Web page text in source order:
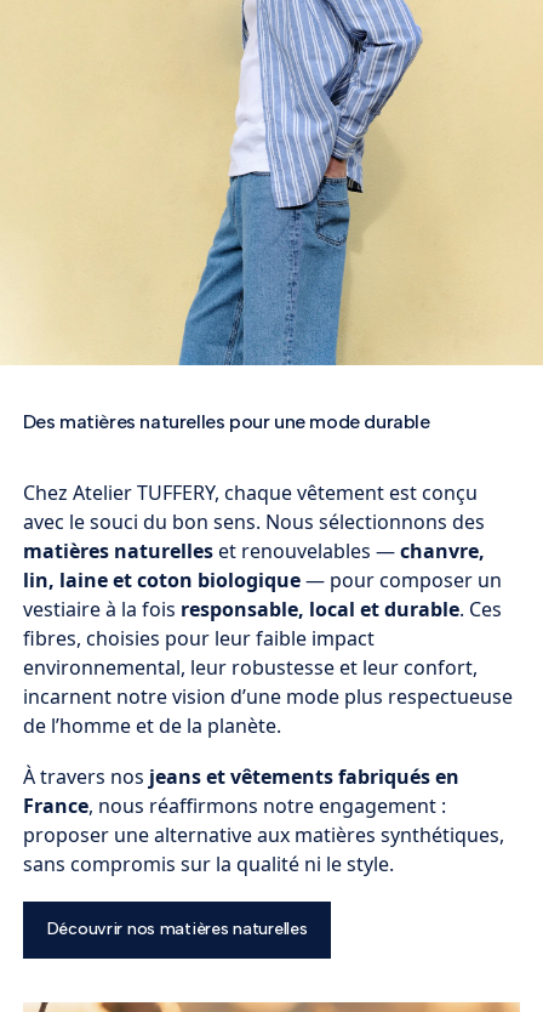
Des matières naturelles pour une mode durable
Chez Atelier TUFFERY, chaque vêtement est conçu
avec le souci du bon sens. Nous sélectionnons des
matières naturelleset renouvelables —chanvre,
lin, laine et coton biologique— pour composer un
vestiaire à la fois responsable, local et durable. Ces
fibres, choisies pour leur faible impact
environnemental, leur robustesse et leur confort,
incarnent notre vision d’une mode plus respectueuse
de l’homme et de la planète.
À travers nos jeans et vêtements fabriqués en
France, nous réaffirmons notre engagement :
proposer une alternative aux matières synthétiques,
sans compromis sur la qualité ni le style.
Découvrir nos matières naturelles